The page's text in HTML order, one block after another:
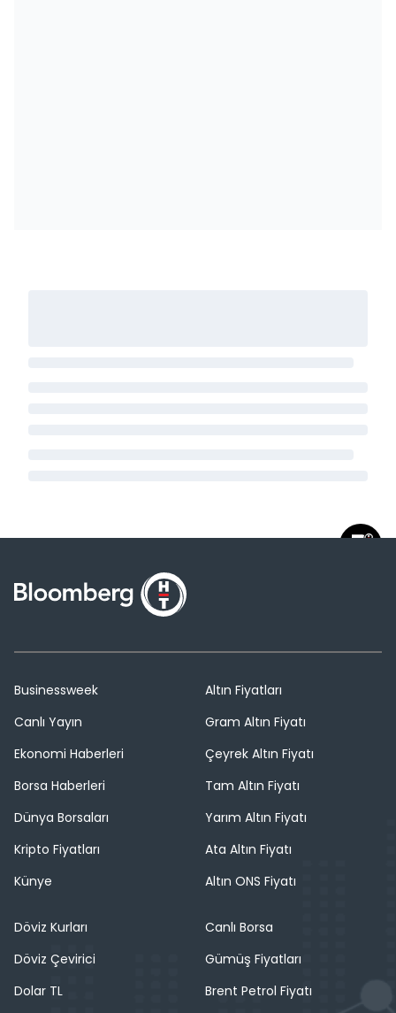
Businessweek
Canlı Yayın
Ekonomi Haberleri
Borsa Haberleri
Dünya Borsaları
Kripto Fiyatları
Künye
Altın Fiyatları
Gram Altın Fiyatı
Çeyrek Altın Fiyatı
Tam Altın Fiyatı
Yarım Altın Fiyatı
Ata Altın Fiyatı
Altın ONS Fiyatı
Döviz Kurları
Döviz Çevirici
Dolar TL
Canlı Borsa
Gümüş Fiyatları
Brent Petrol Fiyatı